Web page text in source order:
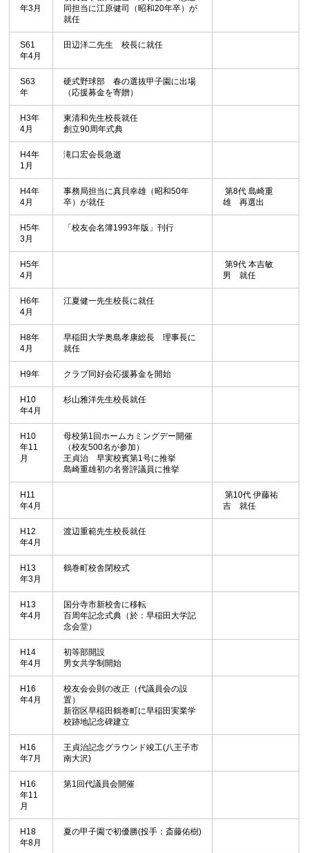
年3月
同担当に江原健司（昭和20年卒）が
就任
S61
年4月
田辺洋二先生 校長に就任
S63
年
硬式野球部 春の選抜甲子園に出場
（応援募金を寄贈）
H3年
4月
東清和先生校長就任
創立90周年式典
H4年
1月
滝口宏会長急逝
H4年
4月
事務局担当に真貝幸雄（昭和50年
卒）が就任
第8代 島崎重
雄 再選出
H5年
3月
「校友会名簿1993年版」刊行
H5年
4月
第9代 本吉敏
男 就任
H6年
4月
江夏健一先生校長に就任
H8年
4月
早稲田大学奥島孝康総長 理事長に
就任
H9年 クラブ同好会応援募金を開始
H10
年4月
杉山雅洋先生校長就任
H10
年11
月
母校第1回ホームカミングデー開催
（校友500名が参加）
王貞治 早実校賓第1号に推挙
島崎重雄初の名誉評議員に推挙
H11
年4月
第10代 伊藤祐
吉 就任
H12
年4月
渡辺重範先生校長就任
H13
年3月
鶴巻町校舎閉校式
H13
年4月
国分寺市新校舎に移転
百周年記念式典（於：早稲田大学記
念会堂）
H14
年4月
初等部開設
男女共学制開始
H16
年4月
校友会会則の改正（代議員会の設
置）
新宿区早稲田鶴巻町に早稲田実業学
校跡地記念碑建立
H16
年7月
王貞治記念グラウンド竣工(八王子市
南大沢)
H16
年11
月
第1回代議員会開催
H18
年8月
夏の甲子園で初優勝(投手：斎藤佑樹)